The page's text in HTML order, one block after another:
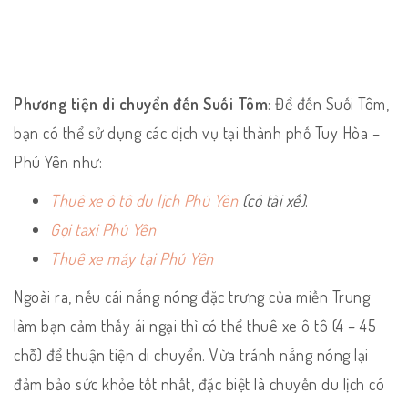
Phương tiện di chuyển đến Suối Tôm: Để đến Suối Tôm,
bạn có thể sử dụng các dịch vụ tại thành phố Tuy Hòa –
Phú Yên như:
Thuê xe ô tô du lịch Phú Yên(có tài xế).
Gọi taxi Phú Yên
Thuê xe máy tại Phú Yên
Ngoài ra, nếu cái nắng nóng đặc trưng của miền Trung
làm bạn cảm thấy ái ngại thì có thể thuê xe ô tô (4 – 45
chỗ) để thuận tiện di chuyển. Vừa tránh nắng nóng lại
đảm bảo sức khỏe tốt nhất, đặc biệt là chuyến du lịch có